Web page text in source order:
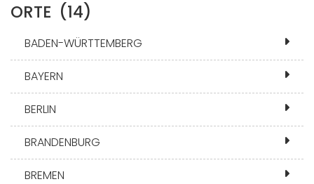
ORTE (14)
BADEN-WÜRTTEMBERG
BAYERN
BERLIN
BRANDENBURG
BREMEN